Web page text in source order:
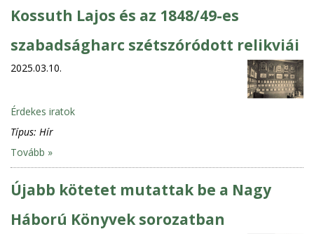
n
Kossuth Lajos és az 1848/49-es
szabadságharc szétszóródott relikviái
2025.03.10.
Érdekes iratok
Típus: Hír
Tovább »
Újabb kötetet mutattak be a Nagy
Háború Könyvek sorozatban